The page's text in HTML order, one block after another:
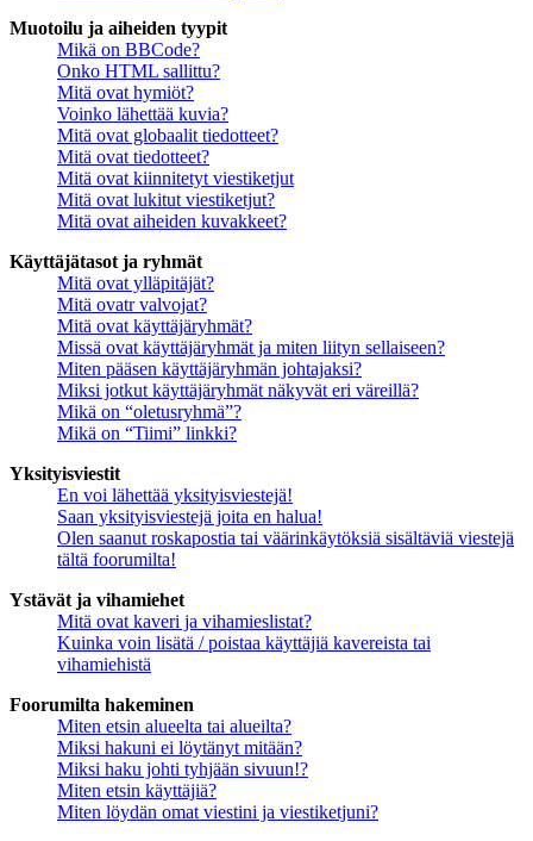
Muotoilu ja aiheiden tyypit
Mikä on BBCode?
Onko HTML sallittu?
Mitä ovat hymiöt?
Voinko lähettää kuvia?
Mitä ovat globaalit tiedotteet?
Mitä ovat tiedotteet?
Mitä ovat kiinnitetyt viestiketjut
Mitä ovat lukitut viestiketjut?
Mitä ovat aiheiden kuvakkeet?
Käyttäjätasot ja ryhmät
Mitä ovat ylläpitäjät?
Mitä ovatr valvojat?
Mitä ovat käyttäjäryhmät?
Missä ovat käyttäjäryhmät ja miten liityn sellaiseen?
Miten pääsen käyttäjäryhmän johtajaksi?
Miksi jotkut käyttäjäryhmät näkyvät eri väreillä?
Mikä on “oletusryhmä”?
Mikä on “Tiimi” linkki?
Yksityisviestit
En voi lähettää yksityisviestejä!
Saan yksityisviestejä joita en halua!
Olen saanut roskapostia tai väärinkäytöksiä sisältäviä viestejä
tältä foorumilta!
Ystävät ja vihamiehet
Mitä ovat kaveri ja vihamieslistat?
Kuinka voin lisätä / poistaa käyttäjiä kavereista tai
vihamiehistä
Foorumilta hakeminen
Miten etsin alueelta tai alueilta?
Miksi hakuni ei löytänyt mitään?
Miksi haku johti tyhjään sivuun!?
Miten etsin käyttäjiä?
Miten löydän omat viestini ja viestiketjuni?